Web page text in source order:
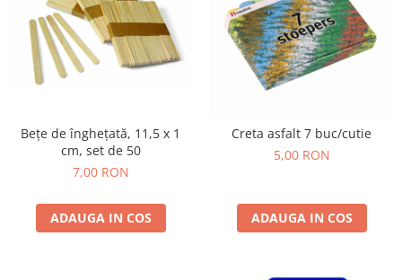
Dezvoltare vestibulara
Echilibru
Jucarii de echilibru
Mingi terapeutice
Motricitate fina
Motricitate grosiera
Recunoasterea formelor
Trasee de motricitate
Bețe de înghețată, 11,5 x 1
cm, set de 50
7,00 RON
ADAUGA IN COS
Creta asfalt 7 buc/cutie
5,00 RON
ADAUGA IN COS